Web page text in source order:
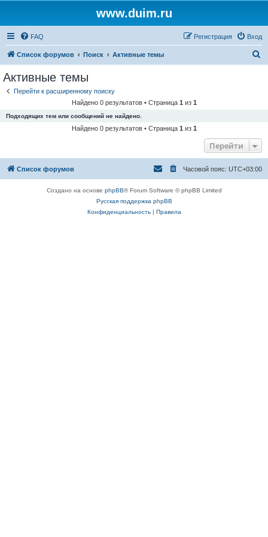
www.duim.ru
FAQ Вход
Регистрация
Список форумов Поиск Активные темы
Активные темы
Перейти к расширенному поиску
Найдено 0 результатов • Страница 1 из 1
Подходящих тем или сообщений не найдено.
Найдено 0 результатов • Страница 1 из 1
Перейти
Список форумов Часовой пояс: UTC+03:00
Создано на основе phpBB® Forum Software © phpBB Limited
Русская поддержка phpBB
Конфиденциальность| Правила